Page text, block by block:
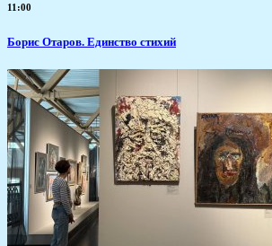
11:00
Борис Отаров. Единство стихий